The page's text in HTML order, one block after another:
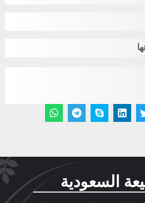
السعودية